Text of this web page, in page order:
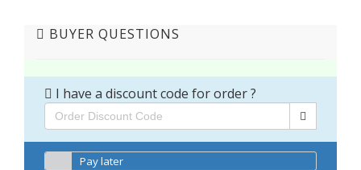
BUYER QUESTIONS
I have a discount code for order ?
Pay later